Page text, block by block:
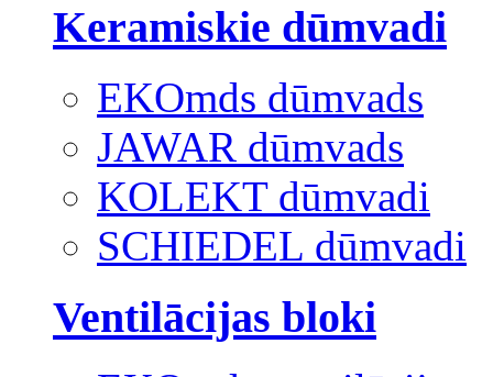
Keramiskie dūmvadi
EKOmds dūmvads
JAWAR dūmvads
KOLEKT dūmvadi
SCHIEDEL dūmvadi
Ventilācijas bloki